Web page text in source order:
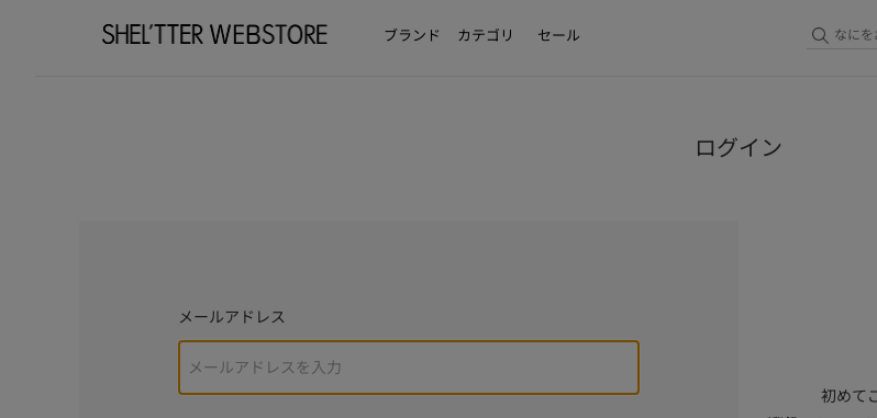
ブランド カテゴリ セール
ログイン
メールアドレス
初めて